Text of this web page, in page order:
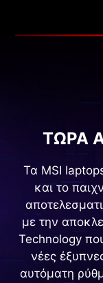
ΤΩΡΑ
Τα MSI
και το
με την
Technology
νέες
αυτόματη